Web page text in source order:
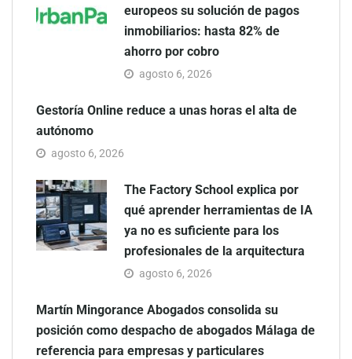
europeos su solución de pagos
inmobiliarios: hasta 82% de
ahorro por cobro
agosto 6, 2026
Gestoría Online reduce a unas horas el alta de
autónomo
agosto 6, 2026
The Factory School explica por
qué aprender herramientas de IA
ya no es suficiente para los
profesionales de la arquitectura
agosto 6, 2026
Martín Mingorance Abogados consolida su
posición como despacho de abogados Málaga de
referencia para empresas y particulares